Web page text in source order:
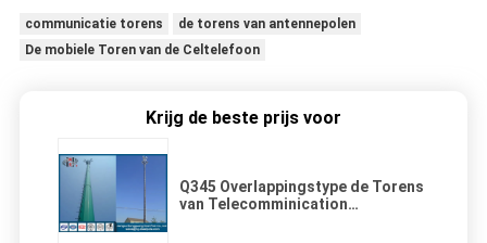
communicatie torens
de torens van antennepolen
De mobiele Toren van de Celtelefoon
Krijg de beste prijs voor
Q345 Overlappingstype de Torens
van Telecomminication